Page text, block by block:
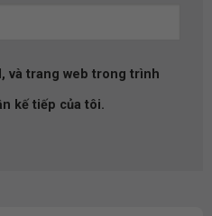
và trang web trong trình
kế tiếp của tôi.